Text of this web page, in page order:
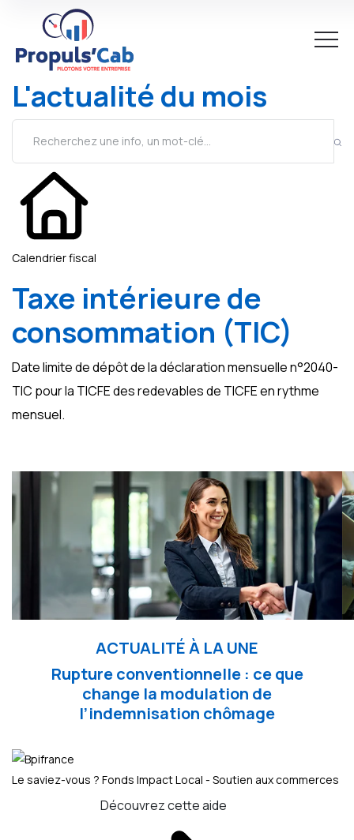
L'actualité du mois
Calendrier fiscal
Taxe intérieure de
consommation (TIC)
Date limite de dépôt de la déclaration mensuelle n°2040-
TIC pour la TICFE des redevables de TICFE en rythme
mensuel.
ACTUALITÉ À LA UNE
Rupture conventionnelle : ce que
change la modulation de
l’indemnisation chômage
Le saviez-vous ? Fonds Impact Local - Soutien aux commerces
Découvrez cette aide